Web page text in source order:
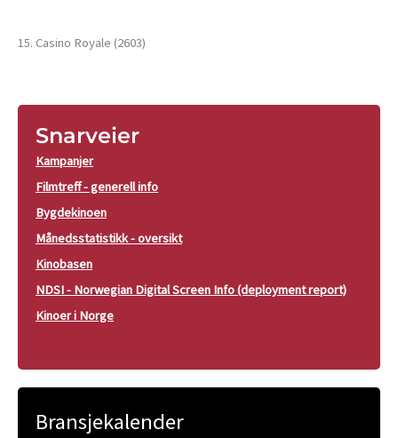
15. Casino Royale (2603)
Snarveier
Kampanjer
Filmtreff - generell info
Bygdekinoen
Månedsstatistikk - oversikt
Kinobasen
NDSI - Norwegian Digital Screen Info (deployment report)
Kinoer i Norge
Bransjekalender